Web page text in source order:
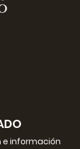
e información